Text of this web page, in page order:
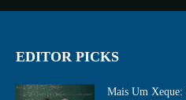
EDITOR PICKS
Mais Um Xeque: